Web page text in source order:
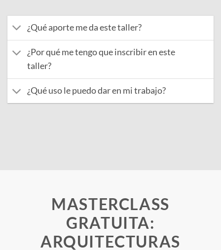
¿Qué aporte me da este taller?
¿Por qué me tengo que inscribir en este
taller?
¿Qué uso le puedo dar en mi trabajo?
MASTERCLASS
GRATUITA:
ARQUITECTURAS